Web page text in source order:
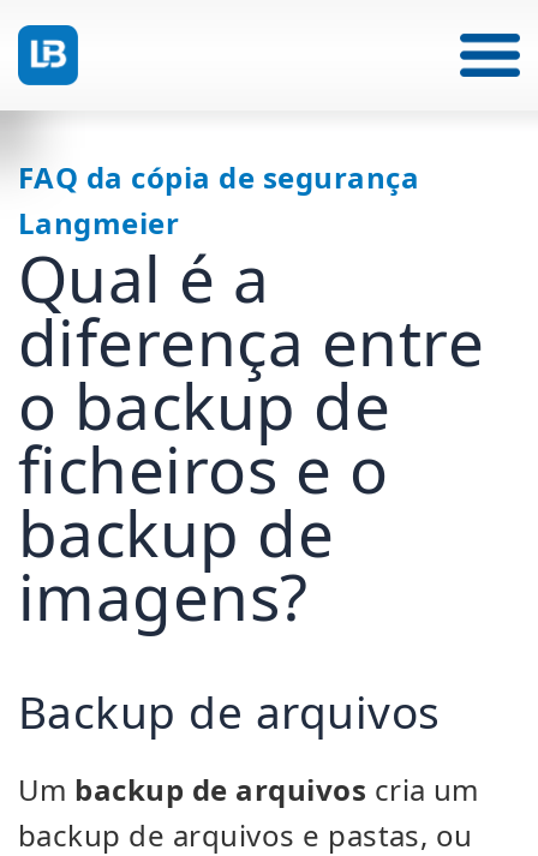
FAQ da cópia de segurança
Langmeier
Qual é a
diferença entre
o backup de
ficheiros e o
backup de
imagens?
Backup de arquivos
Um backup de arquivos cria um
backup de arquivos e pastas, ou